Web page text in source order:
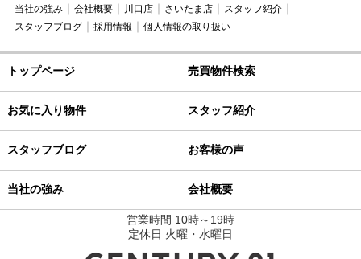
当社の強み 会社概要 川口店 さいたま店
スタッフ紹介
スタッフブログ
採用情報 個人情報の取り扱い
トップページ 売買物件検索
お気に入り物件 スタッフ紹介
スタッフブログ お客様の声
当社の強み 会社概要
営業時間 10時～19時
定休日 火曜・水曜日